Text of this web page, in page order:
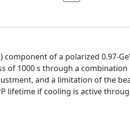
of a polarized 0.97-
of 1000 s through a
and a limitation of the
lifetime if cooling is active